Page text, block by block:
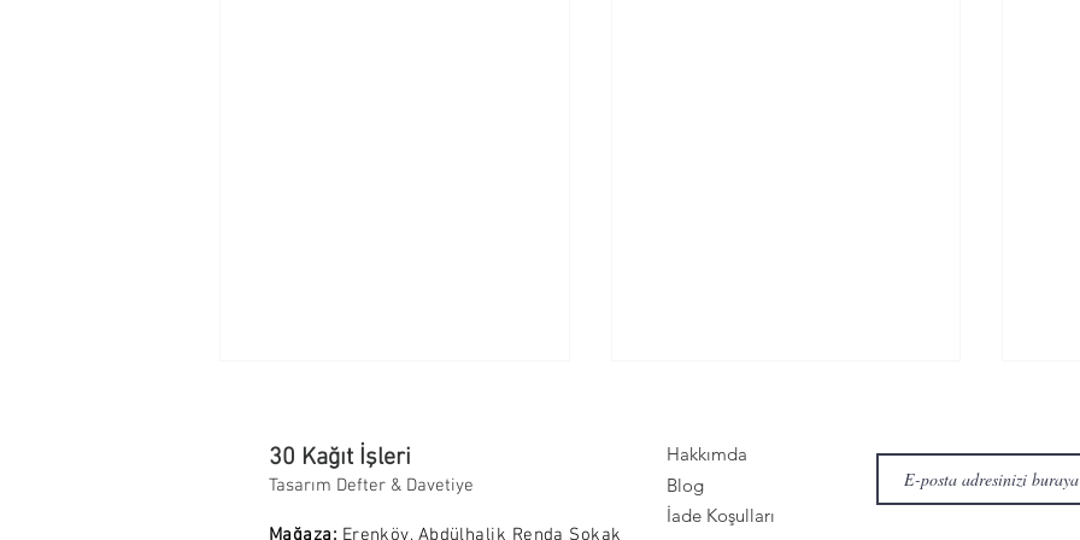
30 Kağıt İşleri
Tasarım Defter & Davetiye
Mağaza: Erenköy, Abdülhalik Renda Sokak
Hakkımda
Blog
İade Koşulları